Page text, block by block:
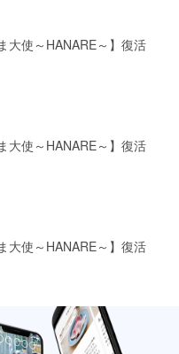
大使～HANARE～】復活
大使～HANARE～】復活
大使～HANARE～】復活